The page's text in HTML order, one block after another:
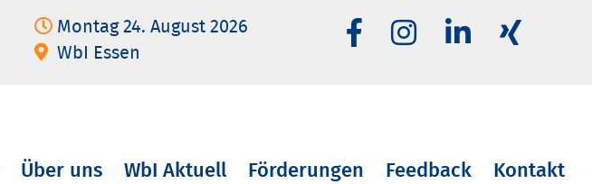
Montag 24. August 2026
WbI Essen
Über uns WbI Aktuell Förderungen Feedback Kontakt